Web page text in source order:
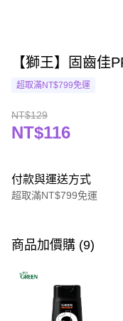
【獅王】固齒佳
超取滿NT$799免運
NT$129
NT$116
付款與運送方式
超取滿NT$799免運
信用卡一次付款
超商取貨付款
LINE Pay
商品加價購 (9)